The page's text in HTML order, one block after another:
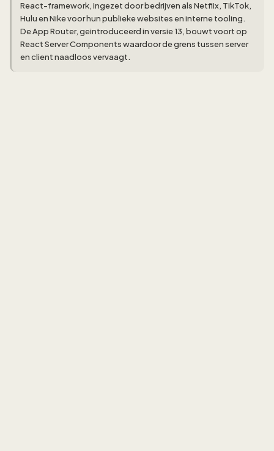
React-framework, ingezet door bedrijven als Netflix, TikTok,
Hulu en Nike voor hun publieke websites en interne tooling.
De App Router, geintroduceerd in versie 13, bouwt voort op
React Server Components waardoor de grens tussen server
en client naadloos vervaagt.